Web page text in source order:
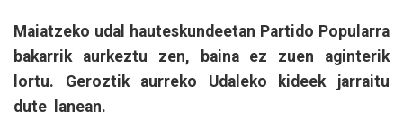
Maiatzeko udal hauteskundeetan Partido Popularra
bakarrik aurkeztu zen, baina ez zuen aginterik
lortu.
Geroztik aurreko Udaleko kideek jarraitu
dute lanean.